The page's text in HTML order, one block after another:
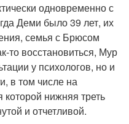
одновременно с
Деми было 39 лет, их
семья с Брюсом
то восстановиться, Мур
у психологов, но и
в том числе на
которой нижняя треть
и отчетливой.